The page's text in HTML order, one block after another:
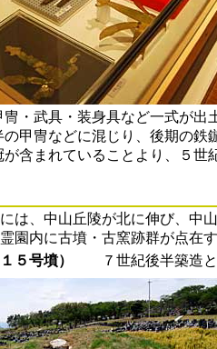
・武具・装身具など一式が出
の甲冑などに混じり、後期の鉄
が含まれていることより、５世
は、中山丘陵が北に伸び、中
園内に古墳・古窯跡群が点在
１５号墳）
７世紀後半築造